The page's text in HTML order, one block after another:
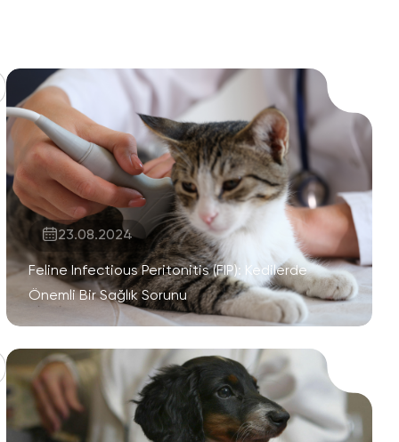
23.08.2024
Feline Infectious Peritonitis (FIP): Kedilerde
Önemli Bir Sağlık Sorunu